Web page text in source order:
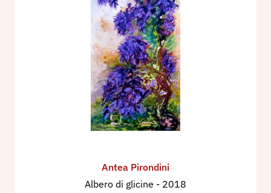
Antea Pirondini
Albero di glicine - 2018